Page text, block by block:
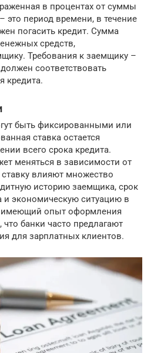
в процентах от суммы
это период времени, в течение
погасить кредит. Сумма
средств,
Требования к заемщику –
соответствовать
кредита.
быть фиксированными или
ставка остается
всего срока кредита.
меняться в зависимости от
влияют множество
историю заемщика, срок
и экономическую ситуацию в
имеющий опыт оформления
что банки часто предлагают
для зарплатных клиентов.